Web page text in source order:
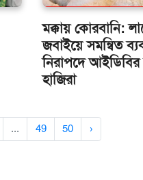
মক্কায় কোরবানি:
জবাইয়ে সমন্বিত
নিরাপদে
হাজিরা
... 49 50 ›